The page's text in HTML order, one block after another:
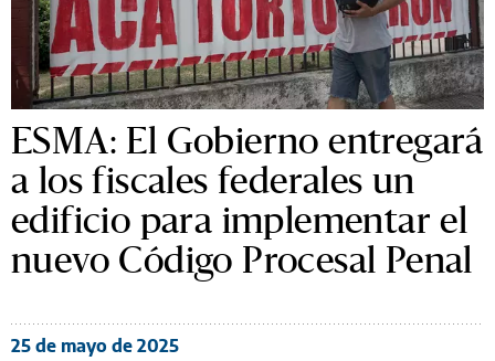
ESMA: El Gobierno entregará
a los fiscales federales un
edificio para implementar el
nuevo Código Procesal Penal
25 de mayo de 2025